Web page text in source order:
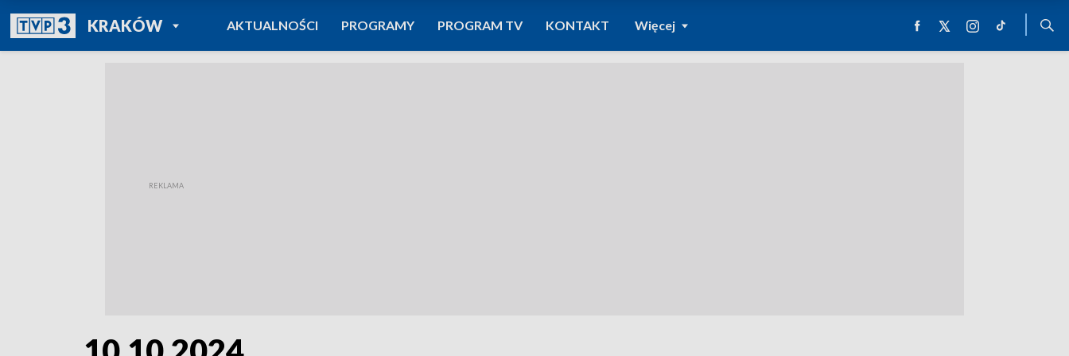
KRAKÓWPOWRÓT DO
TVP REGIONY
AKTUALNOŚCI PROGRAMY PROGRAM TV KONTAKT Więcej